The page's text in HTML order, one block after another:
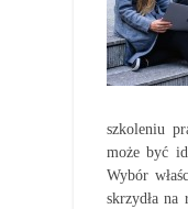
szkoleniu
może być
Wybór
skrzydła